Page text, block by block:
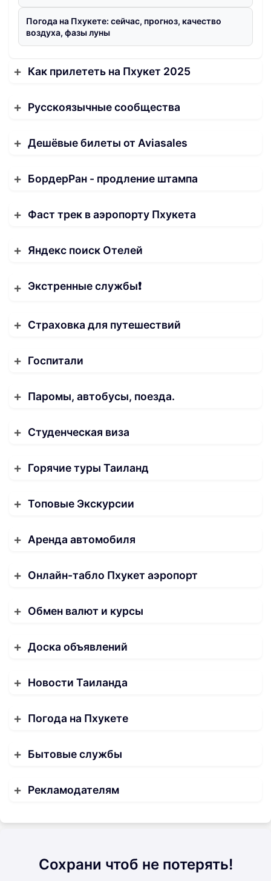
Погода на Пхукете: сейчас, прогноз, качество
воздуха, фазы луны
Как прилететь на Пхукет 2025
Русскоязычные сообщества
Дешёвые билеты от Aviasales
БордерРан - продление штампа
Фаст трек в аэропорту Пхукета
Яндекс поиск Отелей
Экстренные службы❗️
Страховка для путешествий
Госпитали
Паромы, автобусы, поезда.
Студенческая виза
Горячие туры Таиланд
Топовые Экскурсии
Аренда автомобиля
Онлайн-табло Пхукет аэропорт
Обмен валют и курсы
Доска объявлений
Новости Таиланда
Погода на Пхукете
Бытовые службы
Рекламодателям
Сохрани чтоб не потерять!